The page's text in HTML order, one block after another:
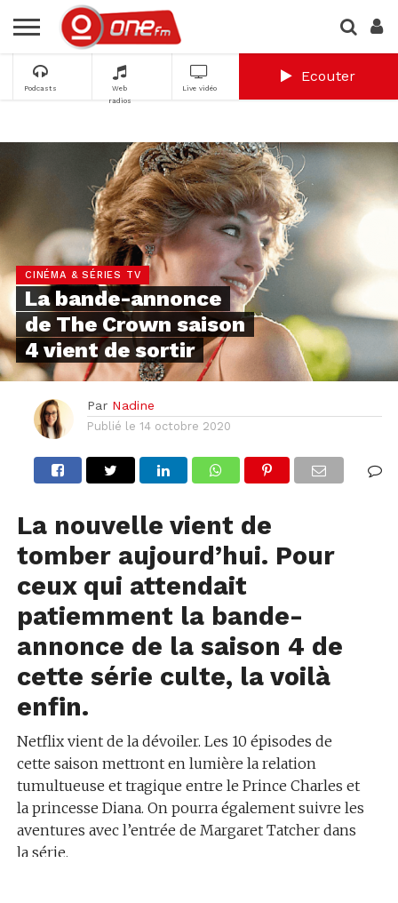
Podcasts
Web
radios
Live vidéo
Ecouter
CINÉMA & SÉRIES TV
La bande-annonce
de The Crown saison
4 vient de sortir
Par Nadine
Publié le 14 octobre 2020
La nouvelle vient de
tomber aujourd’hui. Pour
ceux qui attendait
patiemment la bande-
annonce de la saison 4 de
cette série culte, la voilà
enfin.
Netflix vient de la dévoiler. Les 10 épisodes de
cette saison mettront en lumière la relation
tumultueuse et tragique entre le Prince Charles et
la princesse Diana. On pourra également suivre les
aventures avec l’entrée de Margaret Tatcher dans
la série.